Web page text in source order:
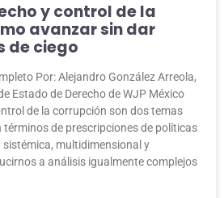
y control de la
avanzar sin dar
de ciego
Por: Alejandro González Arreola,
Estado de Derecho de WJP México
de la corrupción son dos temas
términos de prescripciones de políticas
multidimensional y
a análisis igualmente complejos